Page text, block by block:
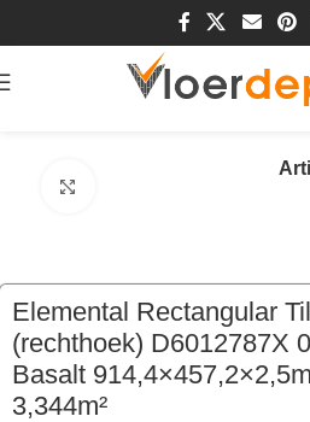
/Vloeren/PVC
Elemental Rectangular
(rechthoek) D6012787X
Basalt
3,344m²